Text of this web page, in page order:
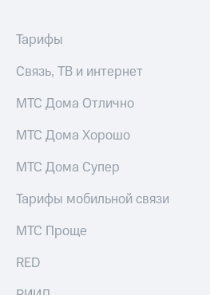
Тарифы
Связь, ТВ и интернет
МТС Дома Отлично
МТС Дома Хорошо
МТС Дома Супер
Тарифы мобильной связи
МТС Проще
RED